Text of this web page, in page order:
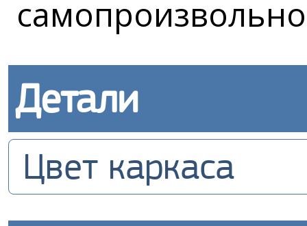
Детали
Цвет каркаса